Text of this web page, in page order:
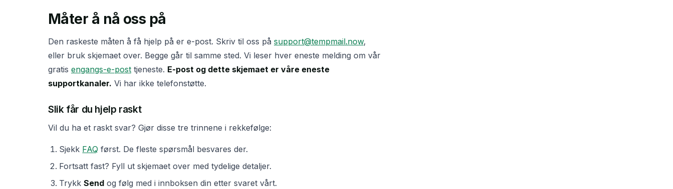
Måter å nå oss på
Den raskeste måten å få hjelp på er e-post. Skriv til oss på support@tempmail.now,
eller bruk skjemaet over. Begge går til samme sted. Vi leser hver eneste melding om vår
gratis engangs-e-post tjeneste. E-post og dette skjemaet er våre eneste
supportkanaler. Vi har ikke telefonstøtte.
Slik får du hjelp raskt
Vil du ha et raskt svar? Gjør disse tre trinnene i rekkefølge:
Sjekk FAQ først. De fleste spørsmål besvares der.
Fortsatt fast? Fyll ut skjemaet over med tydelige detaljer.
TrykkSend og følg med i innboksen din etter svaret vårt.